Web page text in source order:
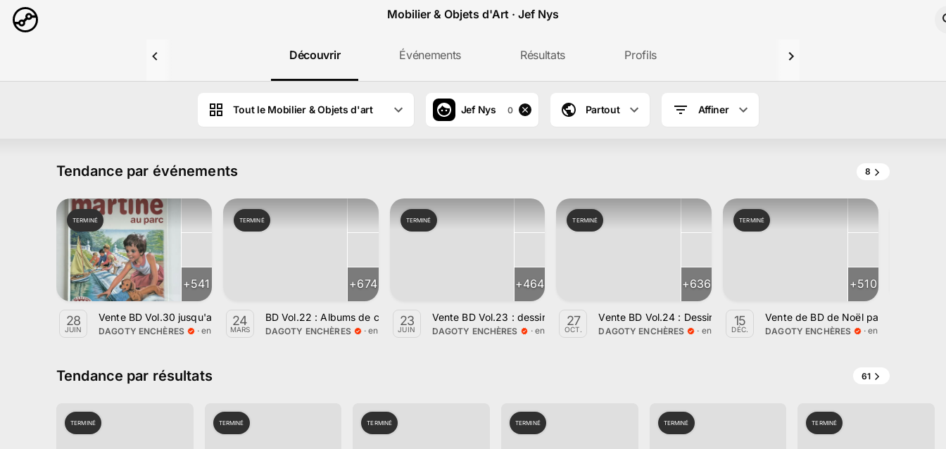
Aller au contenu principal
Mobilier & Objets d'Art · Jef Nys
Découvrir Événements Résultats Profils
Tout le Mobilier & Objets d'art Jef Nys 0 Partout Affiner
Tendance par événements 8
TERMINÉ
+541
28
JUIN
Vente BD Vol.30 jusqu'au dimanche 28 juin 2026
DAGOTY ENCHÈRES · en ligne
TERMINÉ
+674
24
MARS
BD Vol.22 : Albums de collection, dessins et planches originales, objets rares
DAGOTY ENCHÈRES · en ligne
TERMINÉ
+464
23
JUIN
Vente BD Vol.23 : dessin & planches originales, albums anciens et objets de collection
DAGOTY ENCHÈRES · en ligne
TERMINÉ
+636
27
OCT.
Vente BD Vol.24 : Dessins & planches avec Albums et Objets
DAGOTY ENCHÈRES · en ligne
TERMINÉ
+510
15
DÉC.
Vente de BD de Noël par Dagoty
DAGOTY ENCHÈRES · en ligne
Tendance par résultats 61
TERMINÉ TERMINÉ TERMINÉ TERMINÉ TERMINÉ TERMINÉ